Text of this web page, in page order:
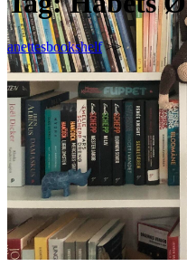
anettesbookshelf>>